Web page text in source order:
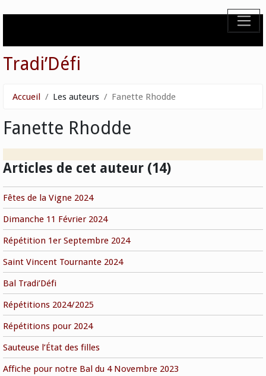
Tradi’Défi
Accueil Les auteurs Fanette Rhodde
Fanette Rhodde
Articles de cet auteur (14)
Fêtes de la Vigne 2024
Dimanche 11 Février 2024
Répétition 1er Septembre 2024
Saint Vincent Tournante 2024
Bal Tradi’Défi
Répétitions 2024/2025
Répétitions pour 2024
Sauteuse l’État des filles
Affiche pour notre Bal du 4 Novembre 2023